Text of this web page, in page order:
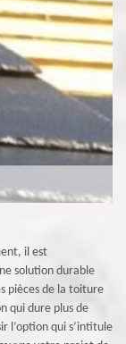
il est
solution durable
pièces de la toiture
qui dure plus de
l’option qui s’intitule